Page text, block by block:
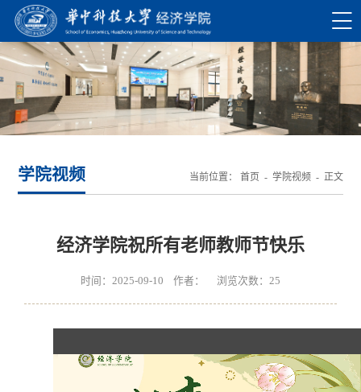
学院视频 当前位置： 首页 - 学院视频 - 正文
经济学院祝所有老师教师节快乐
时间：2025-09-10 作者： 浏览次数： 25